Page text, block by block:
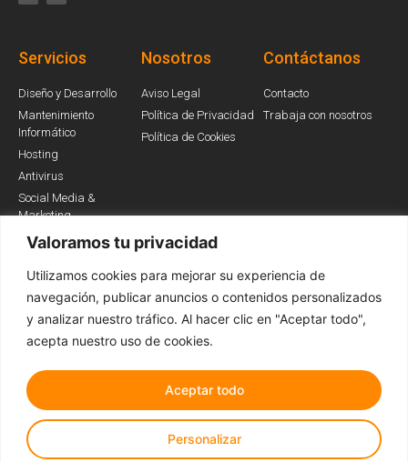
Valoramos tu privacidad
Utilizamos cookies para mejorar su experiencia de
navegación, publicar anuncios o contenidos personalizados
y analizar nuestro tráfico. Al hacer clic en "Aceptar todo",
acepta nuestro uso de cookies.
Personalizar
Aceptar todo
Servicios
Diseño y Desarrollo
Mantenimiento
Informático
Hosting
Antivirus
Social Media &
Marketing
Nosotros
Aviso Legal
Política de Privacidad
Política de Cookies
Contáctanos
Contacto
Trabaja con nosotros
Somos Partners
Todos los derechos reservados © 2022